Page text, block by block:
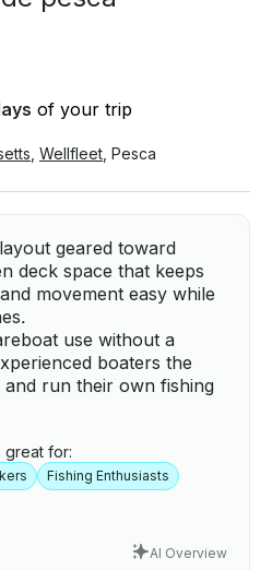
of your trip
Wellfleet Pesca
geared toward
deck space that keeps
movement easy while
use without a
boaters the
run their own fishing
great for:
Fishing Enthusiasts
AI Overview